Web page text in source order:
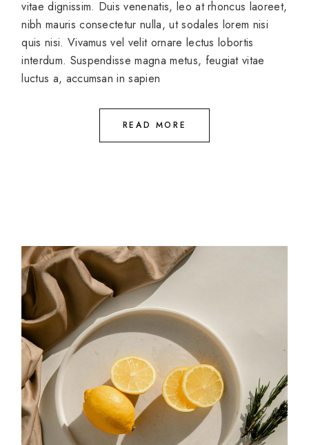
vitae dignissim. Duis venenatis, leo at rhoncus laoreet,
nibh mauris consectetur nulla, ut sodales lorem nisi
quis nisi. Vivamus vel velit ornare lectus lobortis
interdum. Suspendisse magna metus, feugiat vitae
luctus a, accumsan in sapien
READ MORE